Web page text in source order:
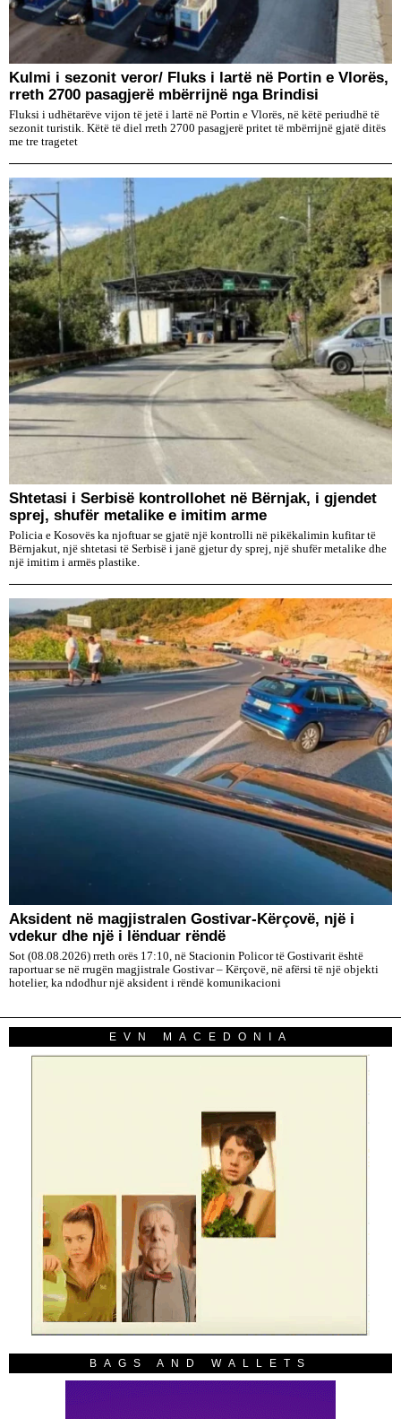
Kulmi i sezonit veror/ Fluks i lartë në Portin e Vlorës,
rreth 2700 pasagjerë mbërrijnë nga Brindisi
Fluksi i udhëtarëve vijon të jetë i lartë në Portin e Vlorës, në këtë periudhë të
sezonit turistik. Këtë të diel rreth 2700 pasagjerë pritet të mbërrijnë gjatë ditës
me tre tragetet
Shtetasi i Serbisë kontrollohet në Bërnjak, i gjendet
sprej, shufër metalike e imitim arme
Policia e Kosovës ka njoftuar se gjatë një kontrolli në pikëkalimin kufitar të
Bërnjakut, një shtetasi të Serbisë i janë gjetur dy sprej, një shufër metalike dhe
një imitim i armës plastike.
Aksident në magjistralen Gostivar-Kërçovë, një i
vdekur dhe një i lënduar rëndë
Sot (08.08.2026) rreth orës 17:10, në Stacionin Policor të Gostivarit është
raportuar se në rrugën magjistrale Gostivar – Kërçovë, në afërsi të një objekti
hotelier, ka ndodhur një aksident i rëndë komunikacioni
EVN MACEDONIA
BAGS AND WALLETS